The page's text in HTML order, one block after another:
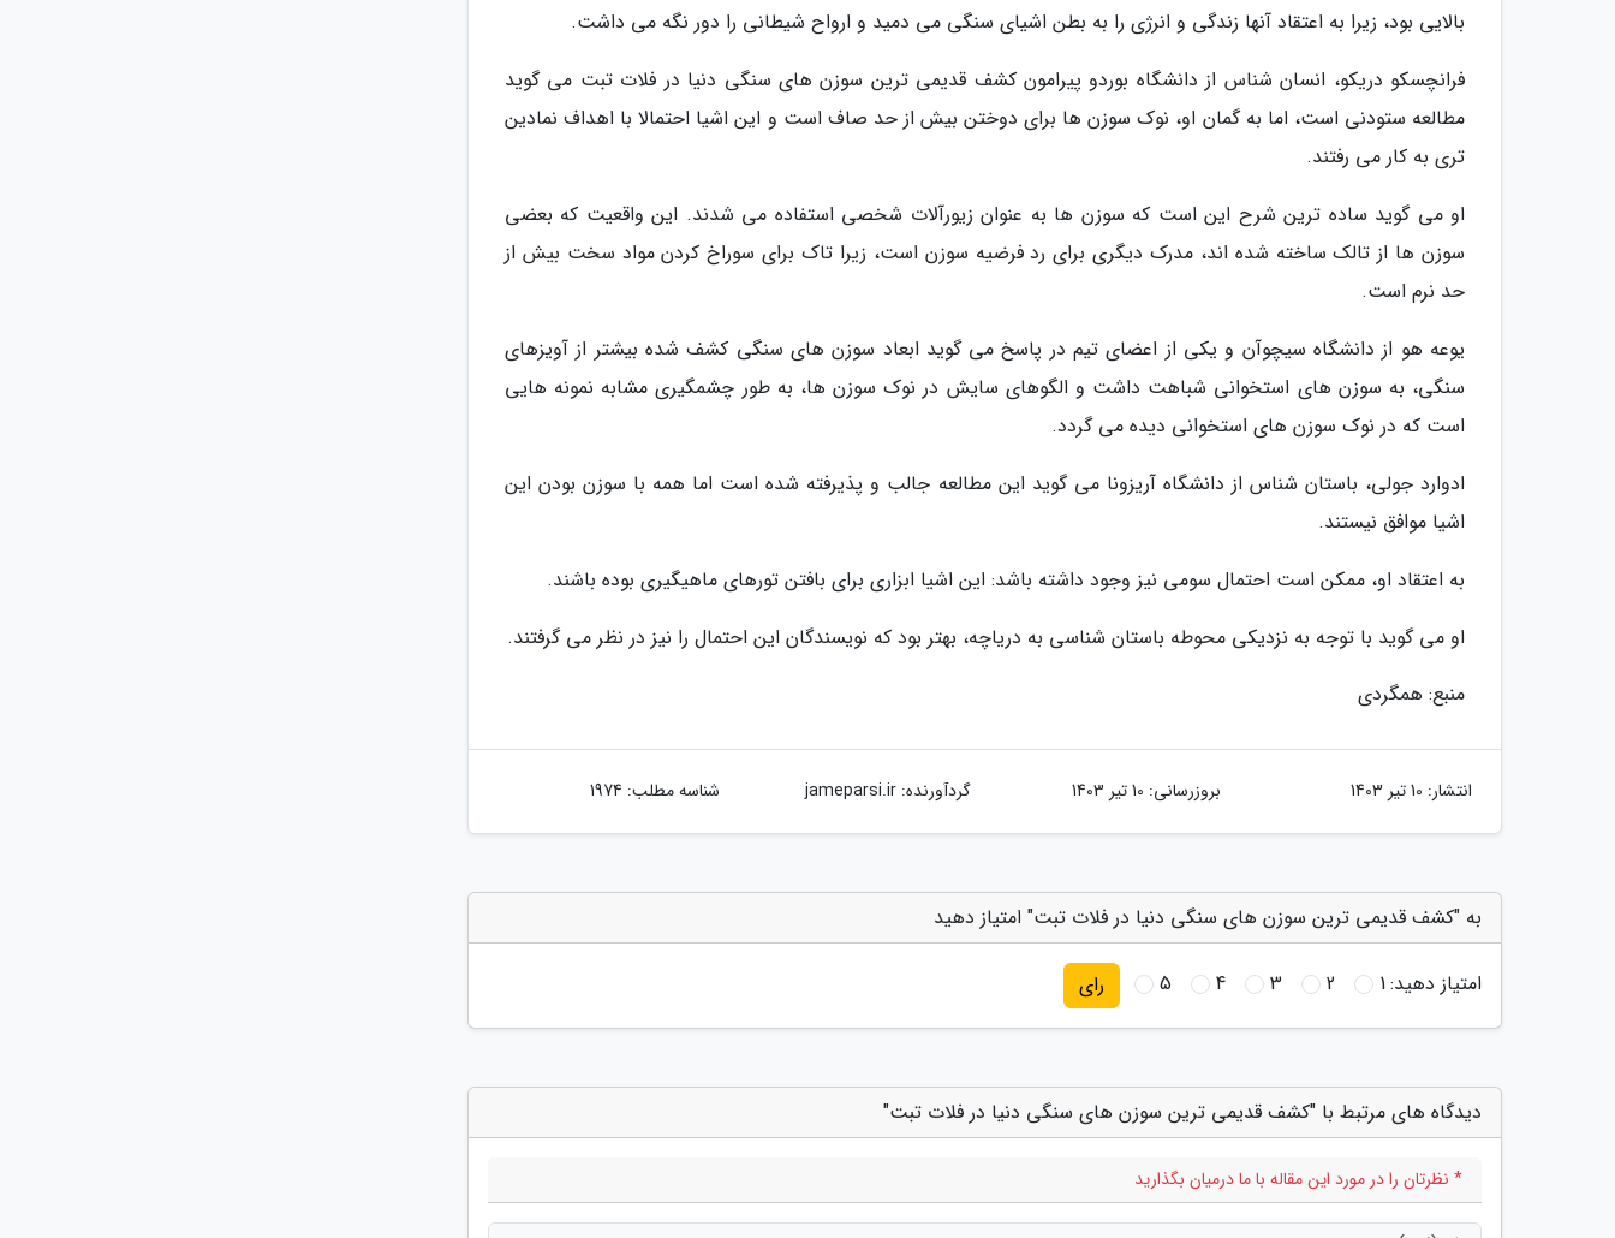
بالایی بود، زیرا به اعتقاد آنها زندگی و انرژی را به بطن اشیای سنگی می دمید و ارواح شیطانی را دور نگه می داشت.
فرانچسکو دریکو، انسان شناس از دانشگاه بوردو پیرامون کشف قدیمی ترین سوزن های سنگی دنیا در فلات تبت می گوید
مطالعه ستودنی است، اما به گمان او، نوک سوزن ها برای دوختن بیش از حد صاف است و این اشیا احتمالا با اهداف نمادین
تری به کار می رفتند.
او می گوید ساده ترین شرح این است که سوزن ها به عنوان زیورآلات شخصی استفاده می شدند. این واقعیت که بعضی
سوزن ها از تالک ساخته شده اند، مدرک دیگری برای رد فرضیه سوزن است، زیرا تاک برای سوراخ کردن مواد سخت بیش از
حد نرم است.
یوعه هو از دانشگاه سیچوآن و یکی از اعضای تیم در پاسخ می گوید ابعاد سوزن های سنگی کشف شده بیشتر از آویزهای
سنگی، به سوزن های استخوانی شباهت داشت و الگوهای سایش در نوک سوزن ها، به طور چشمگیری مشابه نمونه هایی
است که در نوک سوزن های استخوانی دیده می گردد.
ادوارد جولی، باستان شناس از دانشگاه آریزونا می گوید این مطالعه جالب و پذیرفته شده است اما همه با سوزن بودن این
اشیا موافق نیستند.
به اعتقاد او، ممکن است احتمال سومی نیز وجود داشته باشد: این اشیا ابزاری برای بافتن تورهای ماهیگیری بوده باشند.
او می گوید با توجه به نزدیکی محوطه باستان شناسی به دریاچه، بهتر بود که نویسندگان این احتمال را نیز در نظر می گرفتند.
منبع: همگردی
انتشار: 10 تیر 1403 بروزرسانی: 10 تیر 1403 گردآورنده:jameparsi.ir شناسه مطلب: 1974
به "کشف قدیمی ترین سوزن های سنگی دنیا در فلات تبت" امتیاز دهید
امتیاز دهید:1
2
3
4
5 رای
دیدگاه های مرتبط با "کشف قدیمی ترین سوزن های سنگی دنیا در فلات تبت"
* نظرتان را در مورد این مقاله با ما درمیان بگذارید